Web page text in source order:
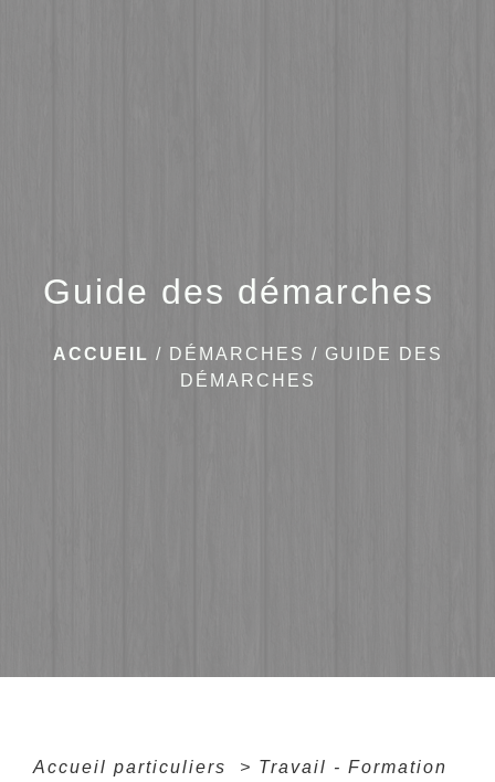
Guide des démarches
ACCUEIL / DÉMARCHES / GUIDE DES
DÉMARCHES
Accueil particuliers > Travail - Formation